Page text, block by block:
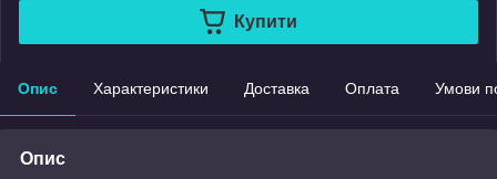
Купити
Опис Характеристики Доставка Оплата Умови
Опис